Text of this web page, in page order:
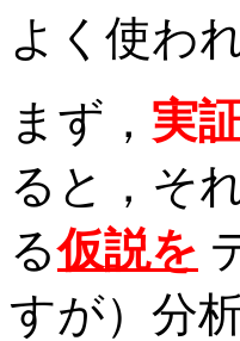
よく使わ
まず， 実
ると，そ
る仮説を
すが）分